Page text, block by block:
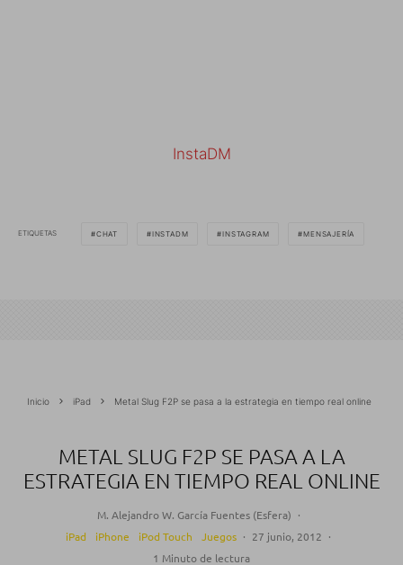
InstaDM
ETIQUETAS CHAT INSTADM INSTAGRAM MENSAJERÍA
Inicio iPad Metal Slug F2P se pasa a la estrategia en tiempo real online
METAL SLUG F2P SE PASA A LA
ESTRATEGIA EN TIEMPO REAL ONLINE
M. Alejandro W. García Fuentes (Esfera) ·
iPad
iPhone iPod Touch Juegos · 27 junio, 2012 ·
1 Minuto de lectura